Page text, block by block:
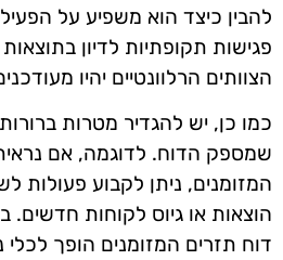
להבין כיצד הוא משפיע על
פגישות תקופתיות לדיון
הצוותים הרלוונטיים יהיו
כמו כן, יש להגדיר מטרות
שמספק הדוח. לדוגמה, אם
המזומנים, ניתן לקבוע פעולות
הוצאות או גיוס לקוחות
דוח תזרים המזומנים הופך לכלי